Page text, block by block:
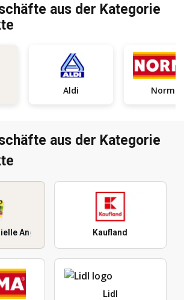
aus der Kategorie
Aldi Norma
aus der Kategorie
Angebote Kaufland
Lidl